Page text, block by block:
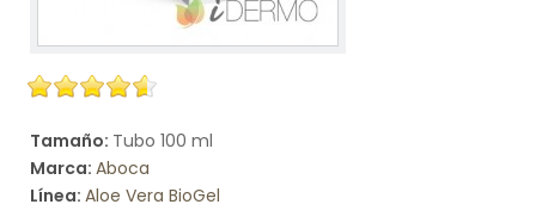
Tamaño: Tubo 100 ml
Marca: Aboca
Línea: Aloe Vera BioGel